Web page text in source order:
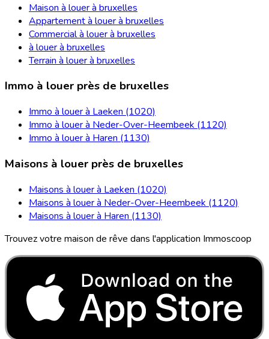
Maison à louer à bruxelles
Appartement à louer à bruxelles
Commercial à louer à bruxelles
à louer à bruxelles
Terrain à louer à bruxelles
Immo à louer près de bruxelles
Immo à louer à Laeken (1020)
Immo à louer à Neder-Over-Heembeek (1120)
Immo à louer à Haren (1130)
Maisons à louer près de bruxelles
Maisons à louer à Laeken (1020)
Maisons à louer à Neder-Over-Heembeek (1120)
Maisons à louer à Haren (1130)
Trouvez votre maison de rêve dans l'application Immoscoop